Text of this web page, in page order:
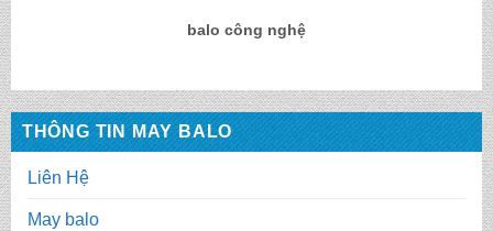
THÔNG TIN MAY BALO
Liên Hệ
May balo
balo công nghệ